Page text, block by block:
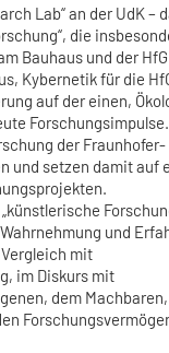
Lab“ an der UdK –
die
Bauhaus und der
Kybernetik für die
auf der einen,
Forschungsimpulse.
der Fraunhofer-
und setzen damit auf
und
mit
im Diskurs mit
dem